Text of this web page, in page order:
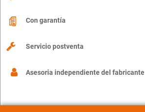
Con garantía
Servicio postventa
Asesoria independiente del fabricante